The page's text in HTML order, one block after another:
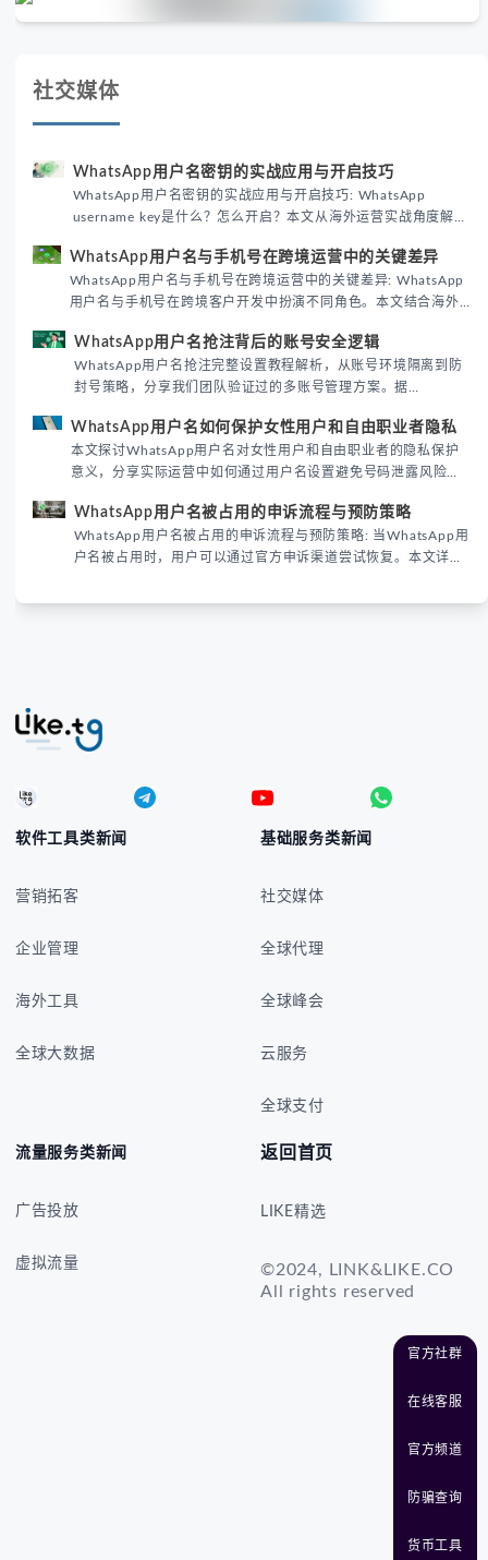
官方社群
在线客服
官方频道
防骗查询
货币工具
社交媒体
WhatsApp用户名密钥的实战应用与开启技巧
WhatsApp用户名密钥的实战应用与开启技巧: WhatsApp
username key是什么？怎么开启？本文从海外运营实战角度解析
跨境团队高效触达目标客户。
WhatsApp用户名与手机号在跨境运营中的关键差异
WhatsApp用户名与手机号在跨境运营中的关键差异: WhatsApp
用户名与手机号在跨境客户开发中扮演不同角色。本文结合海外
中的实际差异，帮助团队优化WhatsApp营销策略。
WhatsApp用户名抢注背后的账号安全逻辑
WhatsApp用户名抢注完整设置教程解析，从账号环境隔离到防
封号策略，分享我们团队验证过的多账号管理方案。据
定性直接影响转化率。
WhatsApp用户名如何保护女性用户和自由职业者隐私
本文探讨WhatsApp用户名对女性用户和自由职业者的隐私保护
意义，分享实际运营中如何通过用户名设置避免号码泄露风险，
保护已成为全球数字沟通的首要考量。
WhatsApp用户名被占用的申诉流程与预防策略
WhatsApp用户名被占用的申诉流程与预防策略: 当WhatsApp用
户名被占用时，用户可以通过官方申诉渠道尝试恢复。本文详细
WhatsApp账号安全。
软件工具类新闻
营销拓客
企业管理
海外工具
全球大数据
基础服务类新闻
社交媒体
全球代理
全球峰会
云服务
全球支付
流量服务类新闻
广告投放
虚拟流量
返回首页
LIKE精选
©2024, LINK&LIKE.CO
All rights reserved